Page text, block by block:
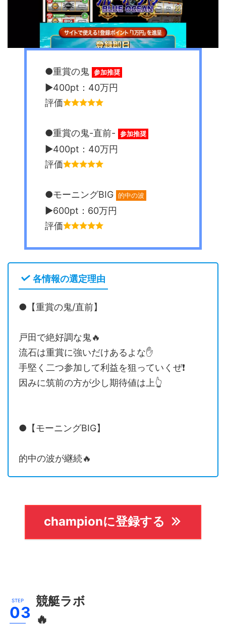
●重賞の鬼 参加推奨
▶︎400pt：40万円
評価
●重賞の鬼-直前- 参加推奨
▶︎400pt：40万円
評価
●モーニングBIG 的中の波
▶︎600pt：60万円
評価
各情報の選定理由
●【重賞の鬼/直前】
戸田で絶好調な鬼🔥
流石は重賞に強いだけあるよな✋
手堅く二つ参加して利益を狙っていくぜ❗️
因みに筑前の方が少し期待値は上👆
●【モーニングBIG】
的中の波が継続🔥
championに登録する
競艇ラボ
🔥